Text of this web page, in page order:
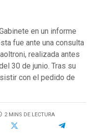
en un informe
fue ante una consulta
realizada antes
30 de junio. Tras su
con el pedido de
2 MINS DE LECTURA